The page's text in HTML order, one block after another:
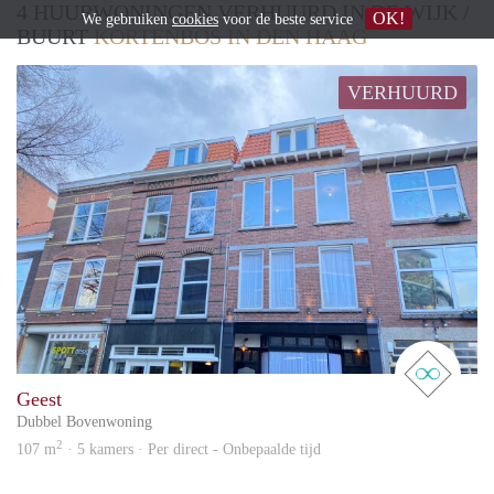
4 HUURWONINGEN VERHUURD IN DE WIJK /
BUURTKORTENBOS IN DEN HAAG
VERHUURD
real
Geest
Dubbel Bovenwoning
107 m2 · 5 kamers · Per direct - Onbepaalde tijd
We gebruiken cookies voor de beste service OK!